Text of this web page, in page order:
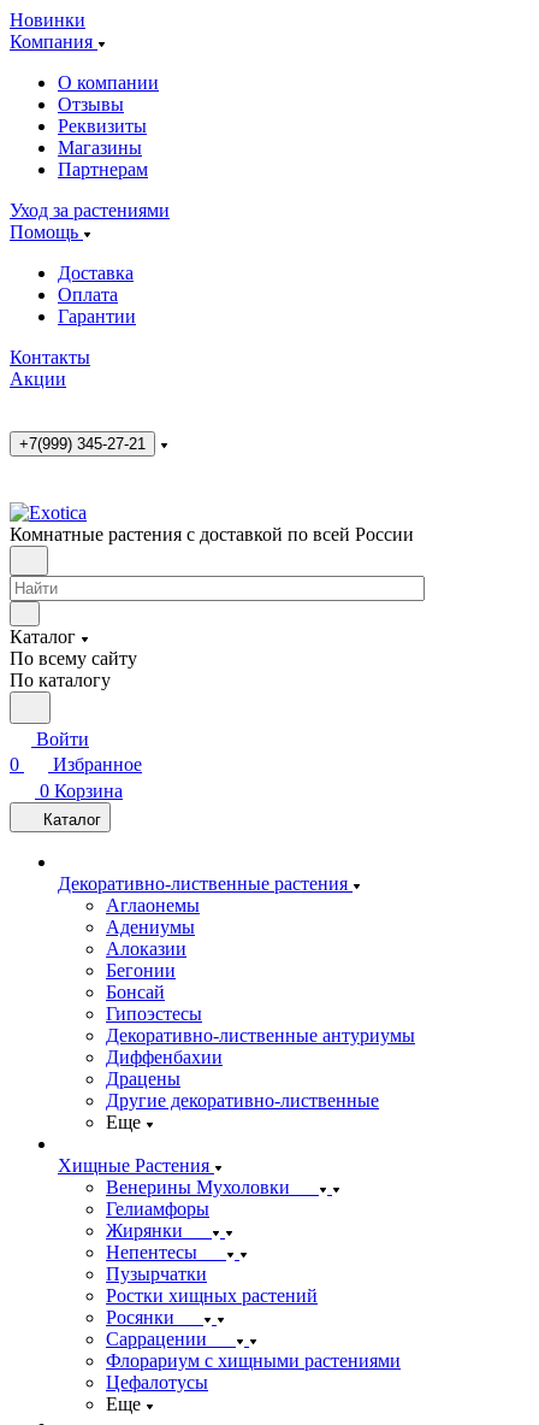
Новинки
Компания
О компании
Отзывы
Реквизиты
Магазины
Партнерам
Уход за растениями
Помощь
Доставка
Оплата
Гарантии
Контакты
Акции
+7(999) 345-27-21
Комнатные растения с доставкой по всей России
Каталог
По всему сайту
По каталогу
Войти
0
Избранное
0 Корзина
Каталог
Декоративно-лиственные растения
Аглаонемы
Адениумы
Алоказии
Бегонии
Бонсай
Гипоэстесы
Декоративно-лиственные антуриумы
Диффенбахии
Драцены
Другие декоративно-лиственные
Еще
Хищные Растения
Венерины Мухоловки
Гелиамфоры
Жирянки
Непентесы
Пузырчатки
Ростки хищных растений
Росянки
Саррацении
Флорариум с хищными растениями
Цефалотусы
Еще